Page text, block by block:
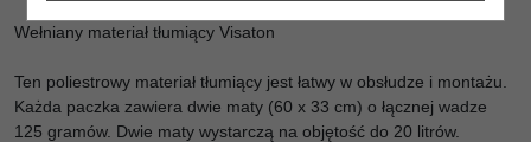
Wełniany materiał tłumiący Visaton
Ten poliestrowy materiał tłumiący jest łatwy w obsłudze i montażu.
Każda paczka zawiera dwie maty (60 x 33 cm) o łącznej wadze
125 gramów. Dwie maty wystarczą na objętość do 20 litrów.